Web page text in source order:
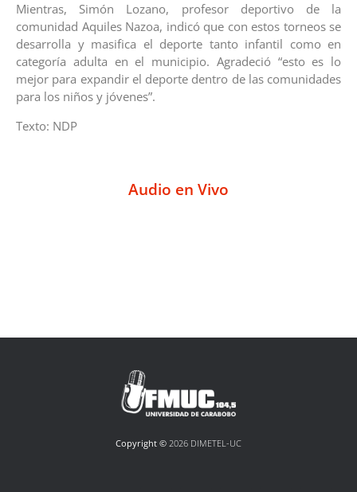
Mientras, Simón Lozano, profesor deportivo de la
comunidad Aquiles Nazoa, indicó que con estos torneos se
desarrolla y masifica el deporte tanto infantil como en
categoría adulta en el municipio. Agradeció “esto es lo
mejor para expandir el deporte dentro de las comunidades
para los niños y jóvenes”.
Texto: NDP
Audio en Vivo
Copyright © 2026 DIMETEL-UC